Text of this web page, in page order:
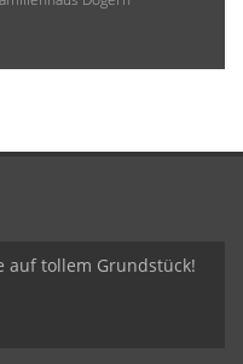
auf tollem Grundstück!